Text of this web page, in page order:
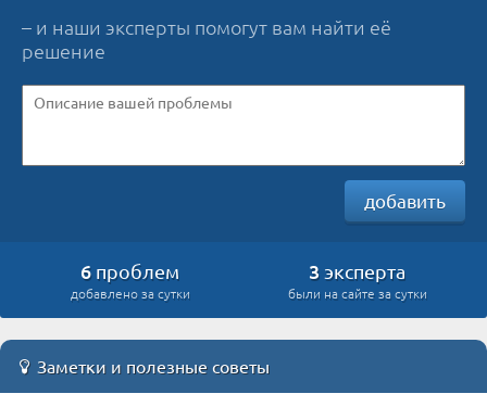
– и наши эксперты помогут вам найти её
решение
добавить
6 проблем
добавлено за сутки
3 эксперта
были на сайте за сутки
Заметки и полезные советы